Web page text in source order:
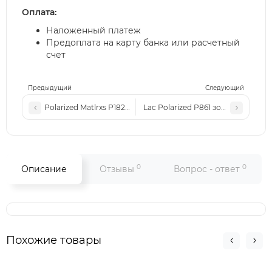
Предыдущий Следующий
Polarized Matlrxs Р1827 с1 черные-глянцевые
Lac Рolarized P861 золото-
Оплата:
Наложенный платеж
Предоплата на карту банка или расчетный
счет
Описание Отзывы 0 Вопрос - ответ 0
Похожие товары